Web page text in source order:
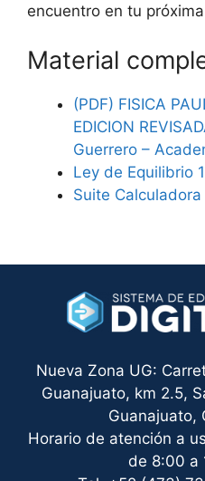
encuentro en tu
Material
(PDF) FISICA
EDICION
Guerrero –
Ley de Equilibrio‬
Suite
Nueva Zona UG:
Guanajuato, km 2.5,
Guanajuato,
Horario de atención a
de 8:00 a